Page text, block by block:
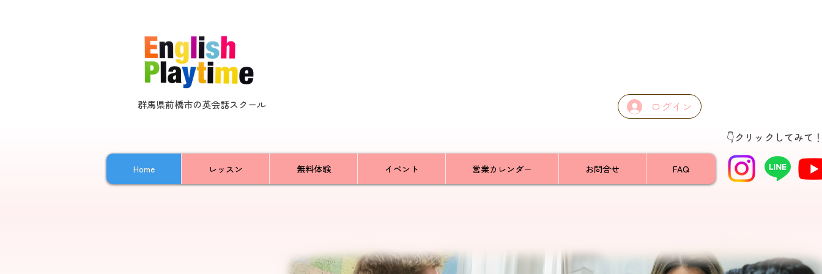
群馬県前橋市の英会話スクール ログイン
👇クリックしてみて
Home レッスン 無料体験 イベント 営業カレンダー お問合せ FAQ